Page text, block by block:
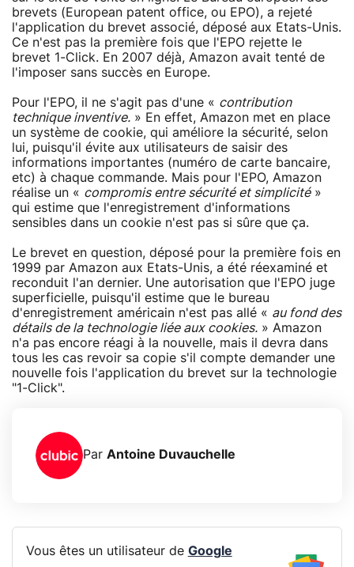
brevets (European patent office, ou EPO), a rejeté
l'application du brevet associé, déposé aux Etats-Unis.
Ce n'est pas la première fois que l'EPO rejette le
brevet 1-Click. En 2007 déjà, Amazon avait tenté de
l'imposer sans succès en Europe.
Pour l'EPO, il ne s'agit pas d'une « contribution
technique inventive. » En effet, Amazon met en place
un système de cookie, qui améliore la sécurité, selon
lui, puisqu'il évite aux utilisateurs de saisir des
informations importantes (numéro de carte bancaire,
etc) à chaque commande. Mais pour l'EPO, Amazon
réalise un « compromis entre sécurité et simplicité»
qui estime que l'enregistrement d'informations
sensibles dans un cookie n'est pas si sûre que ça.
Le brevet en question, déposé pour la première fois en
1999 par Amazon aux Etats-Unis, a été réexaminé et
reconduit l'an dernier. Une autorisation que l'EPO juge
superficielle, puisqu'il estime que le bureau
d'enregistrement américain n'est pas allé « au fond des
détails de la technologie liée aux cookies. » Amazon
n'a pas encore réagi à la nouvelle, mais il devra dans
tous les cas revoir sa copie s'il compte demander une
nouvelle fois l'application du brevet sur la technologie
"1-Click".
Par Antoine Duvauchelle
Vous êtes un utilisateur de Google